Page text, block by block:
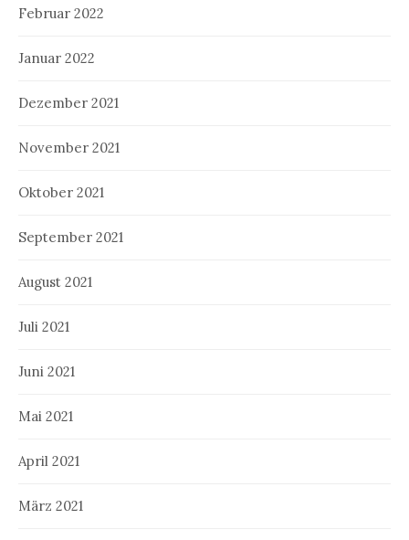
Februar 2022
Januar 2022
Dezember 2021
November 2021
Oktober 2021
September 2021
August 2021
Juli 2021
Juni 2021
Mai 2021
April 2021
März 2021